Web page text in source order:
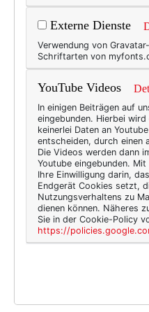
Externe Dienste
Verwendung von
Schriftarten von
YouTube Videos
In einigen Beiträgen auf
eingebunden. Hierbei
keinerlei Daten an
entscheiden, durch einen
Die Videos werden dann
Youtube eingebunden.
Ihre Einwilligung darin,
Endgerät Cookies setzt,
Nutzungsverhaltens zu
dienen können. Näheres
Sie in der Cookie-Policy
https://